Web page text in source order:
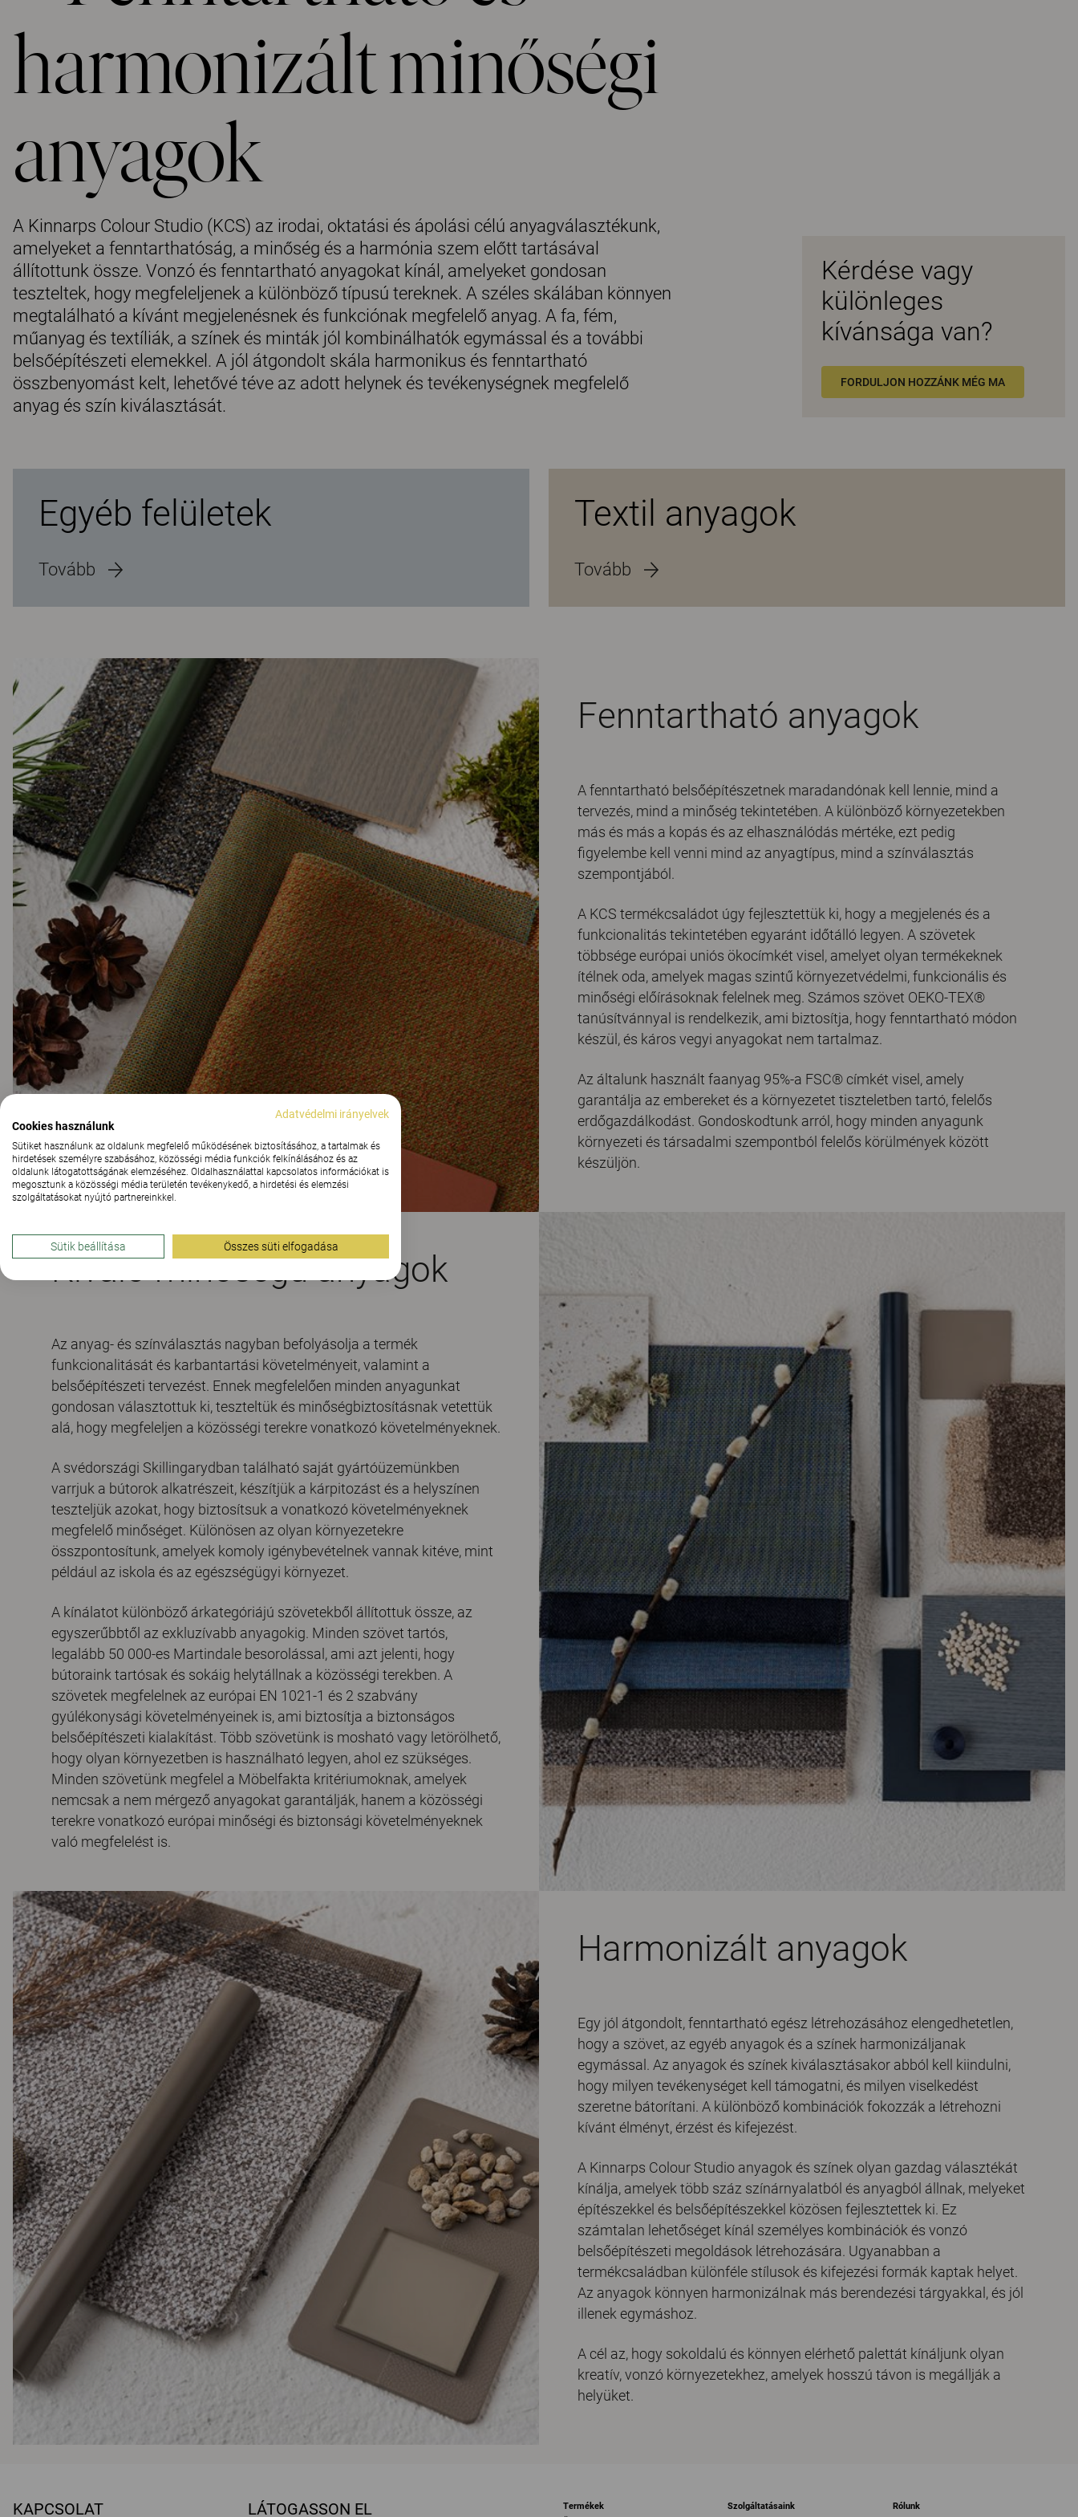
harmonizált minőségi
anyagok
A Kinnarps Colour Studio (KCS) az irodai, oktatási és ápolási célú anyagválasztékunk,
amelyeket a fenntarthatóság, a minőség és a harmónia szem előtt tartásával
állítottunk össze. Vonzó és fenntartható anyagokat kínál, amelyeket gondosan
teszteltek, hogy megfeleljenek a különböző típusú tereknek. A széles skálában könnyen
megtalálható a kívánt megjelenésnek és funkciónak megfelelő anyag. A fa, fém,
műanyag és textíliák, a színek és minták jól kombinálhatók egymással és a további
belsőépítészeti elemekkel. A jól átgondolt skála harmonikus és fenntartható
összbenyomást kelt, lehetővé téve az adott helynek és tevékenységnek megfelelő
anyag és szín kiválasztását.
Kérdése vagy
különleges
kívánsága van?
FORDULJON HOZZÁNK MÉG MA
Egyéb felületek
Tovább
Textil anyagok
Tovább
Fenntartható anyagok
A fenntartható belsőépítészetnek maradandónak kell lennie, mind a
tervezés, mind a minőség tekintetében. A különböző környezetekben
más és más a kopás és az elhasználódás mértéke, ezt pedig
figyelembe kell venni mind az anyagtípus, mind a színválasztás
szempontjából.
A KCS termékcsaládot úgy fejlesztettük ki, hogy a megjelenés és a
funkcionalitás tekintetében egyaránt időtálló legyen. A szövetek
többsége európai uniós ökocímkét visel, amelyet olyan termékeknek
ítélnek oda, amelyek magas szintű környezetvédelmi, funkcionális és
minőségi előírásoknak felelnek meg. Számos szövet OEKO-TEX®
tanúsítvánnyal is rendelkezik, ami biztosítja, hogy fenntartható módon
készül, és káros vegyi anyagokat nem tartalmaz.
Az általunk használt faanyag 95%-a FSC® címkét visel, amely
garantálja az embereket és a környezetet tiszteletben tartó, felelős
erdőgazdálkodást. Gondoskodtunk arról, hogy minden anyagunk
környezeti és társadalmi szempontból felelős körülmények között
készüljön.
Kiváló minőségű anyagok
Az anyag- és színválasztás nagyban befolyásolja a termék
funkcionalitását és karbantartási követelményeit, valamint a
belsőépítészeti tervezést. Ennek megfelelően minden anyagunkat
gondosan választottuk ki, teszteltük és minőségbiztosításnak vetettük
alá, hogy megfeleljen a közösségi terekre vonatkozó követelményeknek.
A svédországi Skillingarydban található saját gyártóüzemünkben
varrjuk a bútorok alkatrészeit, készítjük a kárpitozást és a helyszínen
teszteljük azokat, hogy biztosítsuk a vonatkozó követelményeknek
megfelelő minőséget. Különösen az olyan környezetekre
összpontosítunk, amelyek komoly igénybevételnek vannak kitéve, mint
például az iskola és az egészségügyi környezet.
A kínálatot különböző árkategóriájú szövetekből állítottuk össze, az
egyszerűbbtől az exkluzívabb anyagokig. Minden szövet tartós,
legalább 50 000-es Martindale besorolással, ami azt jelenti, hogy
bútoraink tartósak és sokáig helytállnak a közösségi terekben. A
szövetek megfelelnek az európai EN 1021-1 és 2 szabvány
gyúlékonysági követelményeinek is, ami biztosítja a biztonságos
belsőépítészeti kialakítást. Több szövetünk is mosható vagy letörölhető,
hogy olyan környezetben is használható legyen, ahol ez szükséges.
Minden szövetünk megfelel a Möbelfakta kritériumoknak, amelyek
nemcsak a nem mérgező anyagokat garantálják, hanem a közösségi
terekre vonatkozó európai minőségi és biztonsági követelményeknek
való megfelelést is.
Harmonizált anyagok
Egy jól átgondolt, fenntartható egész létrehozásához elengedhetetlen,
hogy a szövet, az egyéb anyagok és a színek harmonizáljanak
egymással. Az anyagok és színek kiválasztásakor abból kell kiindulni,
hogy milyen tevékenységet kell támogatni, és milyen viselkedést
szeretne bátorítani. A különböző kombinációk fokozzák a létrehozni
kívánt élményt, érzést és kifejezést.
A Kinnarps Colour Studio anyagok és színek olyan gazdag választékát
kínálja, amelyek több száz színárnyalatból és anyagból állnak, melyeket
építészekkel és belsőépítészekkel közösen fejlesztettek ki. Ez
számtalan lehetőséget kínál személyes kombinációk és vonzó
belsőépítészeti megoldások létrehozására. Ugyanabban a
termékcsaládban különféle stílusok és kifejezési formák kaptak helyet.
Az anyagok könnyen harmonizálnak más berendezési tárgyakkal, és jól
illenek egymáshoz.
A cél az, hogy sokoldalú és könnyen elérhető palettát kínáljunk olyan
kreatív, vonzó környezetekhez, amelyek hosszú távon is megállják a
helyüket.
KAPCSOLAT LÁTOGASSON EL
Termékek
Szolgáltatásaink
Rólunk
Adatvédelmi irányelvek
Cookies használunk
Sütiket használunk az oldalunk megfelelő működésének biztosításához, a tartalmak és
hirdetések személyre szabásához, közösségi média funkciók felkínálásához és az
oldalunk látogatottságának elemzéséhez. Oldalhasználattal kapcsolatos információkat is
megosztunk a közösségi média területén tevékenykedő, a hirdetési és elemzési
szolgáltatásokat nyújtó partnereinkkel.
Sütik beállítása Összes süti elfogadása